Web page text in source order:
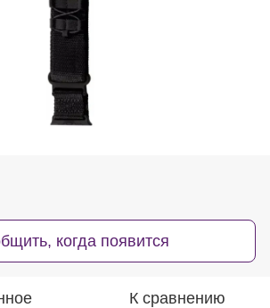
когда появится
К сравнению